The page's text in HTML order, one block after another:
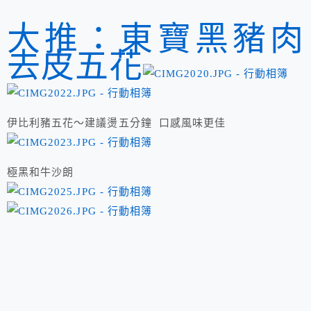
大推：東寶黑豬肉
去皮五花
伊比利豬五花～建議燙五分鐘 口感風味更佳
極黑和牛沙朗